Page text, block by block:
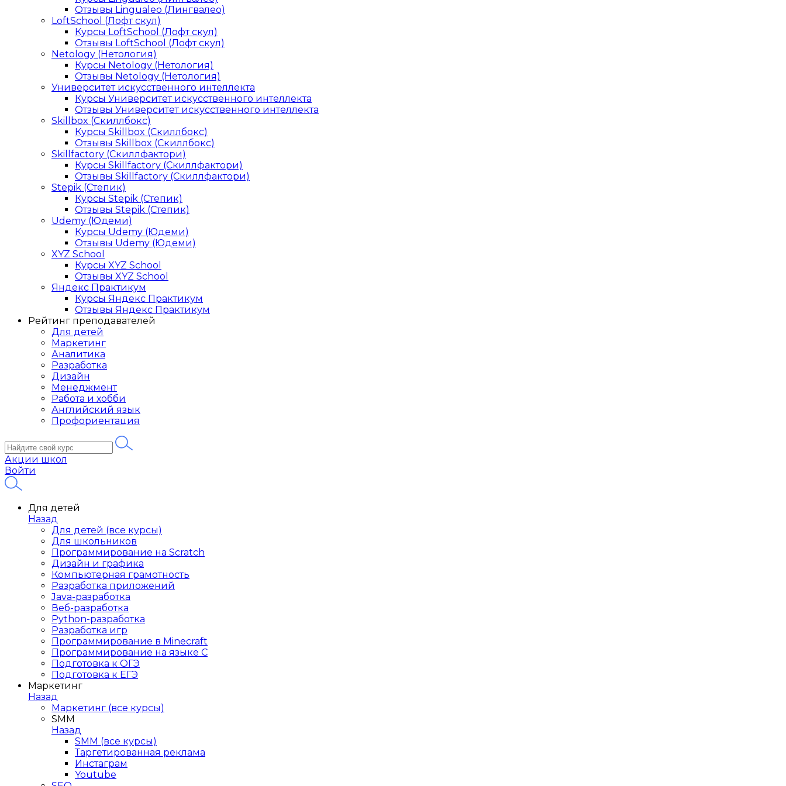
Отзывы Lingualeo (Лингвалео)
LoftSchool (Лофт скул)
Курсы LoftSchool (Лофт скул)
Отзывы LoftSchool (Лофт скул)
Netology (Нетология)
Курсы Netology (Нетология)
Отзывы Netology (Нетология)
Университет искусственного интеллекта
Курсы Университет искусственного интеллекта
Отзывы Университет искусственного интеллекта
Skillbox (Скиллбокс)
Курсы Skillbox (Скиллбокс)
Отзывы Skillbox (Скиллбокс)
Skillfactory (Скиллфактори)
Курсы Skillfactory (Скиллфактори)
Отзывы Skillfactory (Скиллфактори)
Stepik (Степик)
Курсы Stepik (Степик)
Отзывы Stepik (Степик)
Udemy (Юдеми)
Курсы Udemy (Юдеми)
Отзывы Udemy (Юдеми)
XYZ School
Курсы XYZ School
Отзывы XYZ School
Яндекс Практикум
Курсы Яндекс Практикум
Отзывы Яндекс Практикум
Рейтинг преподавателей
Для детей
Маркетинг
Аналитика
Разработка
Дизайн
Менеджмент
Работа и хобби
Английский язык
Профориентация
Акции школ
Войти
Для детей
Назад
Для детей (все курсы)
Для школьников
Программирование на Scratch
Дизайн и графика
Компьютерная грамотность
Разработка приложений
Java-разработка
Веб-разработка
Python-разработка
Разработка игр
Программирование в Minecraft
Программирование на языке C
Подготовка к ОГЭ
Подготовка к ЕГЭ
Маркетинг
Назад
Маркетинг (все курсы)
SMM
Назад
SMM (все курсы)
Таргетированная реклама
Инстаграм
Youtube